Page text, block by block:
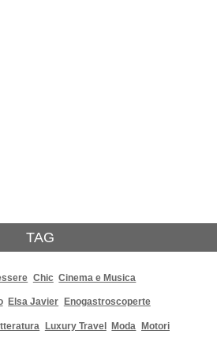
TAG
Chic Cinema e Musica
Elsa Javier Enogastroscoperte
Luxury Travel Moda Motori